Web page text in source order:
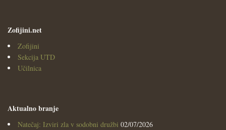
Zofijini.net
Zofijini
Sekcija UTD
Učilnica
Aktualno branje
Natečaj: Izviri zla v sodobni družbi 02/07/2026